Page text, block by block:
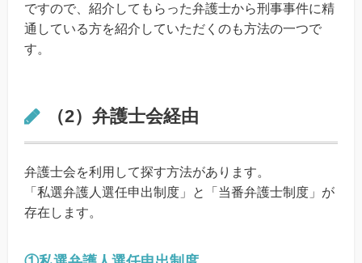
ですので、紹介してもらった弁護士から刑事事件に精
通している方を紹介していただくのも方法の一つで
す。
（2）弁護士会経由
弁護士会を利用して探す方法があります。
「私選弁護人選任申出制度」と「当番弁護士制度」が
存在します。